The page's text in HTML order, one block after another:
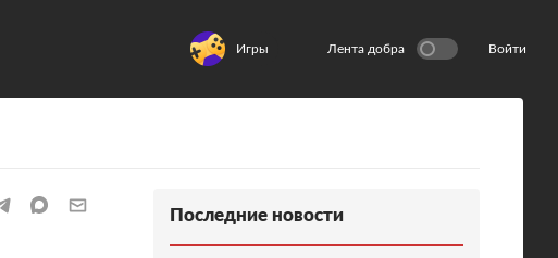
Игры Лента добра Войти
Последние новости